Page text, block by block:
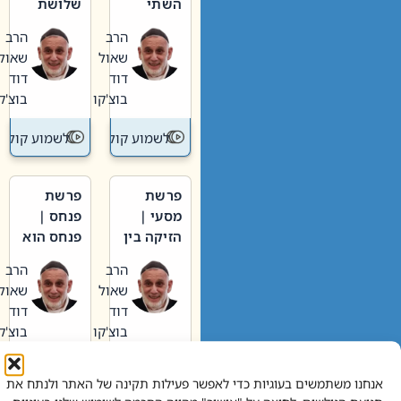
אנחנו משתמשים בעוגיות כדי לאפשר פעילות תקינה של האתר ולנתח את
וערב של
חיינו
הרב
שאול
דוד
בוצ'קו
לשמוע קול תורה – מדרש
האבות
הרב
שאול
דוד
בוצ'קו
לשמוע קול
פרשת
מסעי |
הזיקה בין
הגדול לעם הרב
שאול
דוד
בוצ'קו
לשמוע קול תורה – מדרש
פרשת
פנחס |
פנחס הוא
אליהו: בין
קנאות
הורסת
לקנאות
בונה
הרב
שאול
דוד
בוצ'קו
לשמוע קול